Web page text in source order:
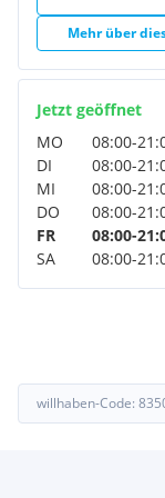
*Kneebag für
*Ladegutösen 4-
*Reiserechner im
*Warndreieck
Mehr über
Jetzt geöffnet
MO
08:00-
DI
08:00-
MI
08:00-
DO
08:00-
FR
08:00-
SA
08:00-
willhaben-Code: